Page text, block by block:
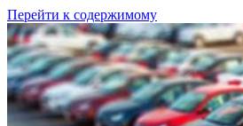
Перейти к содержимому